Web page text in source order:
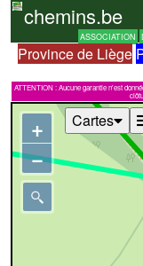
chemins.be
ASSOCIATION
Province de Liège
ATTENTION : Aucune garantie n'est
+
−
Cartes